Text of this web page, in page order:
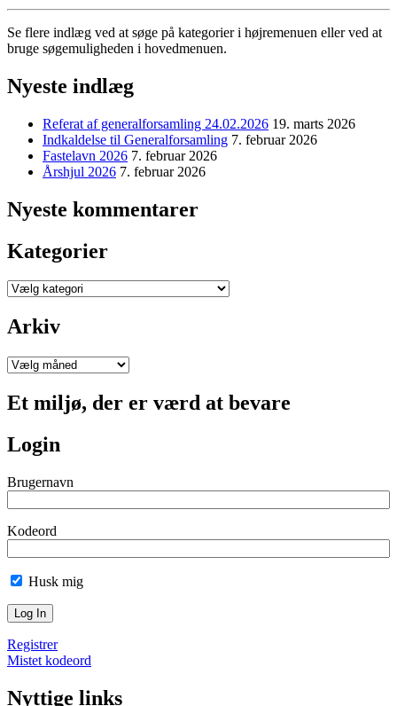
Se flere indlæg ved at søge på kategorier i højremenuen eller ved at
bruge søgemuligheden i hovedmenuen.
Nyeste indlæg
Referat af generalforsamling 24.02.2026 19. marts 2026
Indkaldelse til Generalforsamling 7. februar 2026
Fastelavn 2026 7. februar 2026
Årshjul 2026 7. februar 2026
Nyeste kommentarer
Kategorier
Kategorier
Arkiv
Arkiv
Et miljø, der er værd at bevare
Login
Brugernavn
Kodeord
Husk mig
Registrer
Mistet kodeord
Nyttige links